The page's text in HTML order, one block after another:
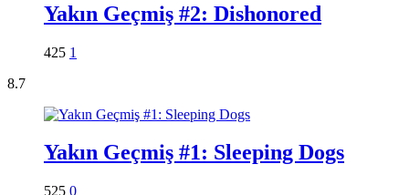
Yakın Geçmiş #2: Dishonored
425 1
8.7
Yakın Geçmiş #1: Sleeping Dogs
525 0